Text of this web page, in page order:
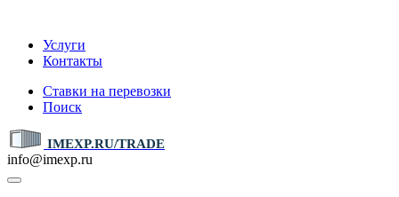
Услуги
Контакты
Ставки на перевозки
Поиск
IMEXP.RU/TRADE
info@imexp.ru